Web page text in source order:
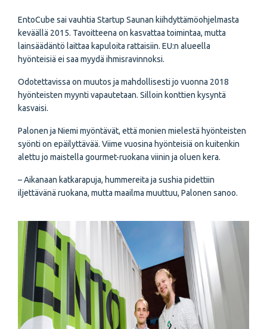
EntoCube sai vauhtia Startup Saunan kiihdyttämöohjelmasta
keväällä 2015. Tavoitteena on kasvattaa toimintaa, mutta
lainsäädäntö laittaa kapuloita rattaisiin. EU:n alueella
hyönteisiä ei saa myydä ihmisravinnoksi.
Odotettavissa on muutos ja mahdollisesti jo vuonna 2018
hyönteisten myynti vapautetaan. Silloin konttien kysyntä
kasvaisi.
Palonen ja Niemi myöntävät, että monien mielestä hyönteisten
syönti on epäilyttävää. Viime vuosina hyönteisiä on kuitenkin
alettu jo maistella gourmet-ruokana viinin ja oluen kera.
– Aikanaan katkarapuja, hummereita ja sushia pidettiin
iljettävänä ruokana, mutta maailma muuttuu, Palonen sanoo.